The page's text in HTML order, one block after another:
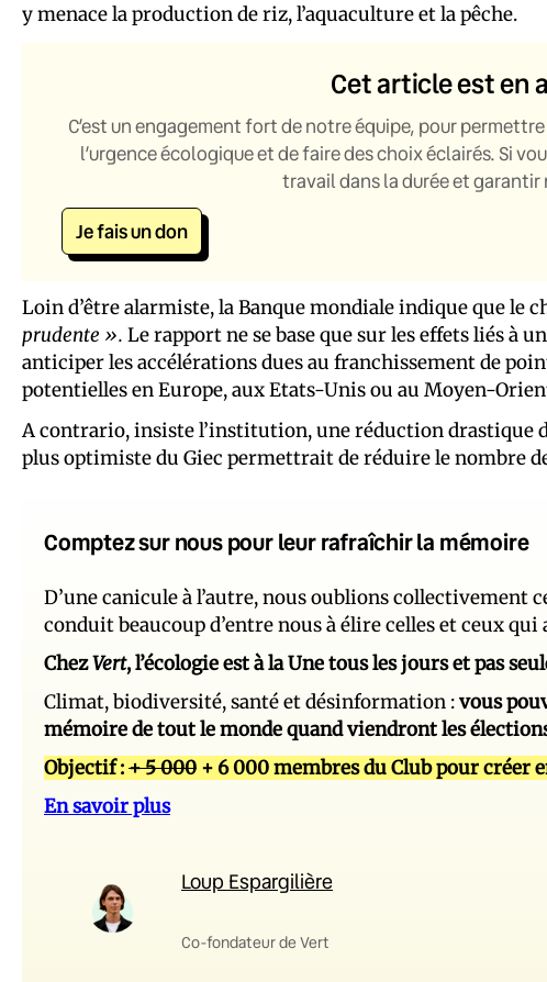
y menace la production de riz, l’aquaculture et la pêche.
Cet article est en
C’est un engagement fort de notre équipe, pour
l’urgence écologique et de faire des choix éclairés. Si
travail dans la durée et
Je fais un don
Loin d’être alarmiste, la Banque mondiale indique que le
prudente ». Le rapport ne se base que sur les effets liés à
anticiper les accélérations dues au franchissement de
potentielles en Europe, aux Etats-Unis ou au Moyen-
A contrario, insiste l’institution, une réduction drastique
plus optimiste du Giec permettrait de réduire le nombre
Comptez sur nous pour leur rafraîchir la mémoire
D’une canicule à l’autre, nous oublions collectivement
conduit beaucoup d’entre nous à élire celles et ceux
ChezVert, l’écologie est à la Une tous les jours et pas
Climat, biodiversité, santé et désinformation :vous
mémoire de tout le monde quand viendront les
Objectif :+ 5 000 + 6 000 membres du Club pour créer
En savoir plus
Loup Espargilière
Co-fondateur de Vert